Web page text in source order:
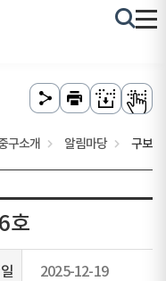
구소개 알림마당 구보
호
2025-12-19